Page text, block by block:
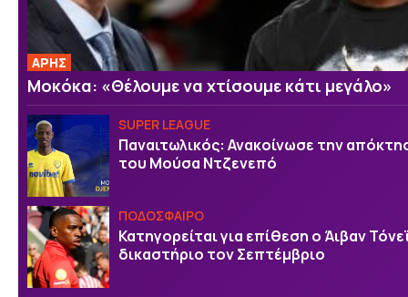
ΑΡΗΣ
Μοκόκα: «Θέλουμε να χτίσουμε κάτι μεγάλο»
SUPER LEAGUE
Παναιτωλικός: Ανακοίνωσε την
του Μούσα Ντζενεπό
ΠΟΔΟΣΦΑΙΡΟ
Κατηγορείται για επίθεση ο Άιβαν
δικαστήριο τον Σεπτέμβριο